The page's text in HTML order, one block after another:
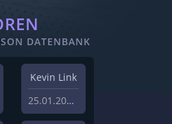
DATENBANK
Kevin Link
25.01.2024